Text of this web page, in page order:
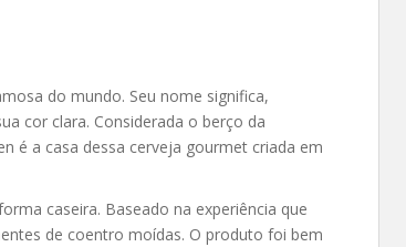
do mundo. Seu nome significa,
cor clara. Considerada o berço da
é a casa dessa cerveja gourmet criada em
caseira. Baseado na experiência que
de coentro moídas. O produto foi bem